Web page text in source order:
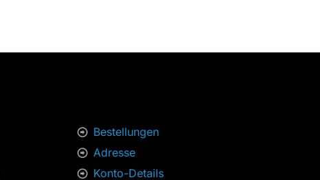
Bestellungen
Adresse
Konto-Details